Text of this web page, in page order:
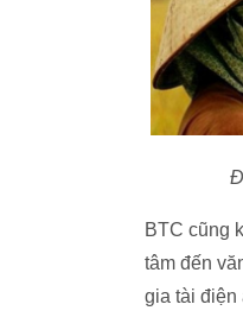
BTC cũng
tâm đến
gia tài điện